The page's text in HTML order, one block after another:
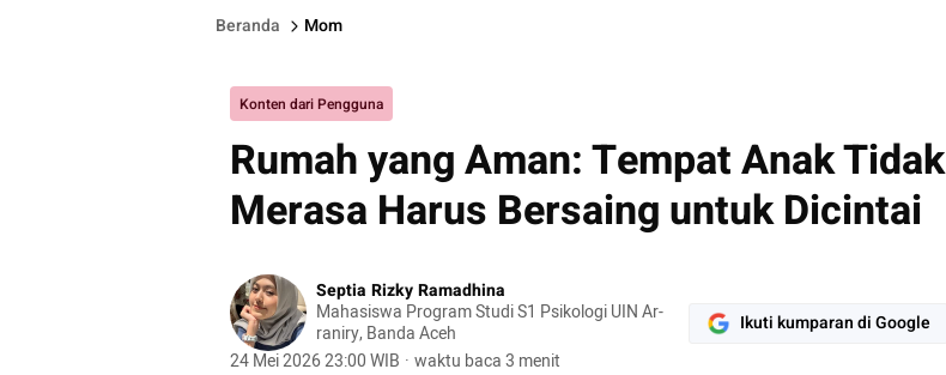
Beranda Mom
Konten dari Pengguna
Rumah yang Aman: Tempat Anak Tidak
Merasa Harus Bersaing untuk Dicintai
Septia Rizky Ramadhina
Mahasiswa Program Studi S1 Psikologi UIN Ar-
raniry, Banda Aceh
24 Mei 2026 23:00 WIB · waktu baca 3 menit
Ikuti kumparan di Google